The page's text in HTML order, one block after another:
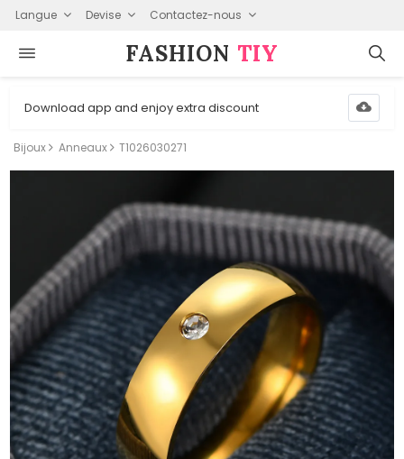
Langue Devise Contactez-nous
FASHION⁠ TIY
Download app and enjoy extra discount
Bijoux Anneaux T1026030271